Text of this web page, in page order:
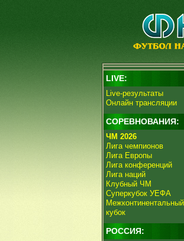
LIVE:
Live-результаты
Онлайн трансляции
СОРЕВНОВАНИЯ:
ЧМ 2026
Лига чемпионов
Лига Европы
Лига конференций
Лига наций
Клубный ЧМ
Суперкубок УЕФА
Межконтинентальный
кубок
РОССИЯ: